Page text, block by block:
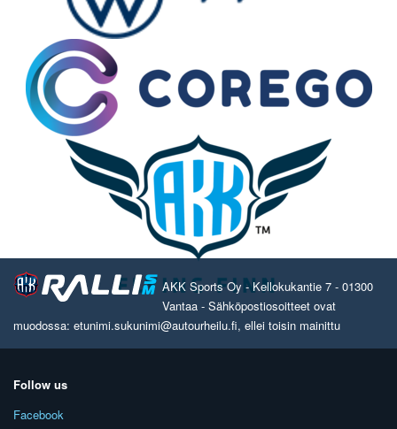
AKK Sports Oy - Kellokukantie 7 - 01300
Vantaa - Sähköpostiosoitteet ovat
muodossa: etunimi.sukunimi@autourheilu.fi, ellei toisin mainittu
Follow us
Facebook